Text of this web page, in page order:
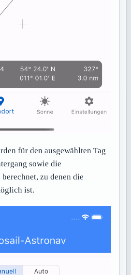
für den ausgewählten Tag
sowie die
zu denen die
ist.